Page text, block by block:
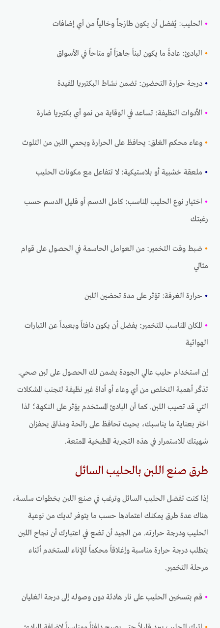
• الحليب: يُفضل أن يكون طازجاً وخالياً من أي إضافات
• البادئ: عادةً ما يكون لبناً جاهزاً أو متاحاً في الأسواق
• درجة حرارة التحضين: تضمن نشاط البكتيريا المفيدة
• الأدوات النظيفة: تساعد في الوقاية من نمو أي بكتيريا ضارة
• وعاء محكم الغلق: يحافظ على الحرارة ويحمي اللبن من التلوث
• ملعقة خشبية أو بلاستيكية: لا تتفاعل مع مكونات الحليب
• اختيار نوع الحليب المناسب: كامل الدسم أو قليل الدسم حسب
رغبتك
• ضبط وقت التخمير: من العوامل الحاسمة في الحصول على قوام
مثالي
• حرارة الغرفة: تؤثر على مدة تحضين اللبن
• المكان المناسب للتخمير: يفضل أن يكون دافئاً وبعيداً عن التيارات
الهوائية
إن استخدام حليب عالي الجودة يضمن لك الحصول على لبن صحي.
تذكّر أهمية التخلص من أي وعاء أو أداة غير نظيفة لتجنب المشكلات
التي قد تصيب اللبن. كما أن البادئ المستخدم يؤثر على النكهة؛ لذا
اختر بعناية ما يناسبك، بحيث تحافظ على رائحة ومذاق يحفزان
شهيتك للاستمرار في هذه التجربة المطبخية الممتعة.
طرق صنع اللبن بالحليب السائل
إذا كنت تفضل الحليب السائل وترغب في صنع اللبن بخطوات سلسة،
هناك عدة طرق يمكنك اعتمادها حسب ما يتوفر لديك من نوعية
الحليب ودرجة حرارته. من الجيد أن تضع في اعتبارك أن نجاح اللبن
يتطلب درجة حرارة مناسبة وإغلاقاً محكماً للإناء المستخدم أثناء
مرحلة التخمير.
• قم بتسخين الحليب على نار هادئة دون وصوله إلى درجة الغليان